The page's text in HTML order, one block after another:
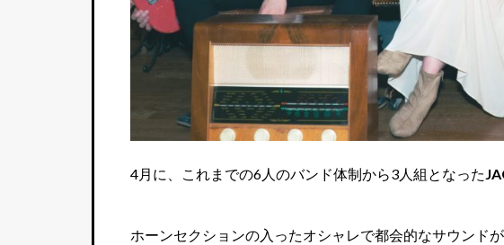
4月に、これまでの6人のバンド体制から3人組となった
ホーンセクションの入ったオシャレで都会的なサウンド